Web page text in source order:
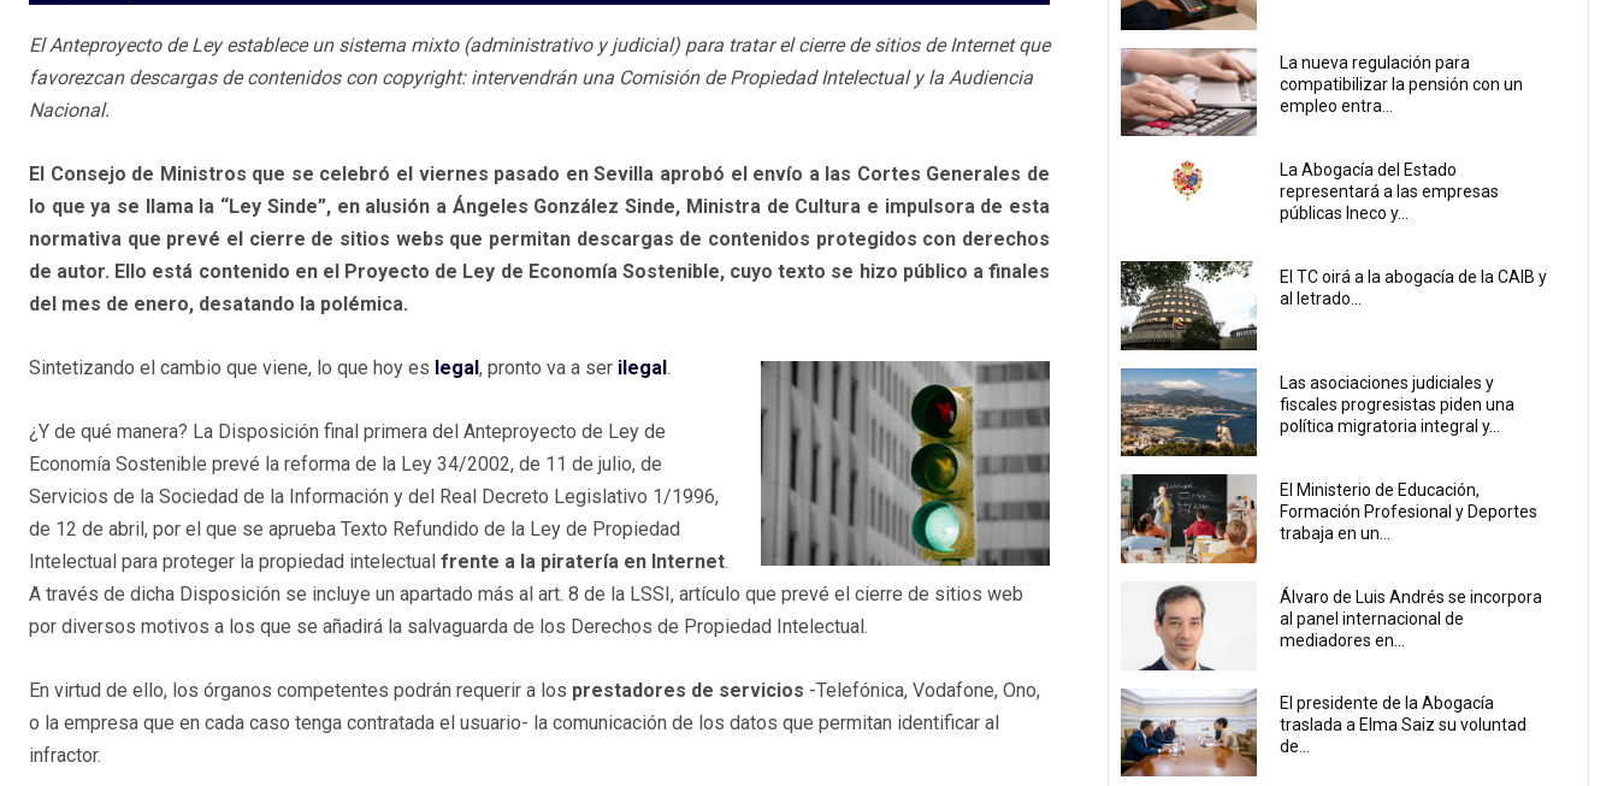
El Anteproyecto de Ley establece un sistema mixto (administrativo y judicial) para tratar el cierre de sitios de Internet que
favorezcan descargas de contenidos con copyright: intervendrán una Comisión de Propiedad Intelectual y la Audiencia
Nacional.
El Consejo de Ministros que se celebró el viernes pasado en Sevilla aprobó el envío a las Cortes Generales de
lo que ya se llama la “Ley Sinde”, en alusión a Ángeles González Sinde, Ministra de Cultura e impulsora de esta
normativa que prevé el cierre de sitios webs que permitan descargas de contenidos protegidos con derechos
de autor. Ello está contenido en el Proyecto de Ley de Economía Sostenible, cuyo texto se hizo público a finales
del mes de enero, desatando la polémica.
Sintetizando el cambio que viene, lo que hoy es legal , pronto va a ser ilegal .
¿Y de qué manera? La Disposición final primera del Anteproyecto de Ley de
Economía Sostenible prevé la reforma de la Ley 34/2002, de 11 de julio, de
Servicios de la Sociedad de la Información y del Real Decreto Legislativo 1/1996,
de 12 de abril, por el que se aprueba Texto Refundido de la Ley de Propiedad
Intelectual para proteger la propiedad intelectual frente a la piratería en Internet.
A través de dicha Disposición se incluye un apartado más al art. 8 de la LSSI, artículo que prevé el cierre de sitios web
por diversos motivos a los que se añadirá la salvaguarda de los Derechos de Propiedad Intelectual.
En virtud de ello, los órganos competentes podrán requerir a los prestadores de servicios -Telefónica, Vodafone, Ono,
o la empresa que en cada caso tenga contratada el usuario- la comunicación de los datos que permitan identificar al
infractor.
La nueva regulación para
compatibilizar la pensión con un
empleo entra...
La Abogacía del Estado
representará a las empresas
públicas Ineco y...
El TC oirá a la abogacía de la CAIB y
al letrado...
Las asociaciones judiciales y
fiscales progresistas piden una
política migratoria integral y...
El Ministerio de Educación,
Formación Profesional y Deportes
trabaja en un...
Álvaro de Luis Andrés se incorpora
al panel internacional de
mediadores en...
El presidente de la Abogacía
traslada a Elma Saiz su voluntad
de...